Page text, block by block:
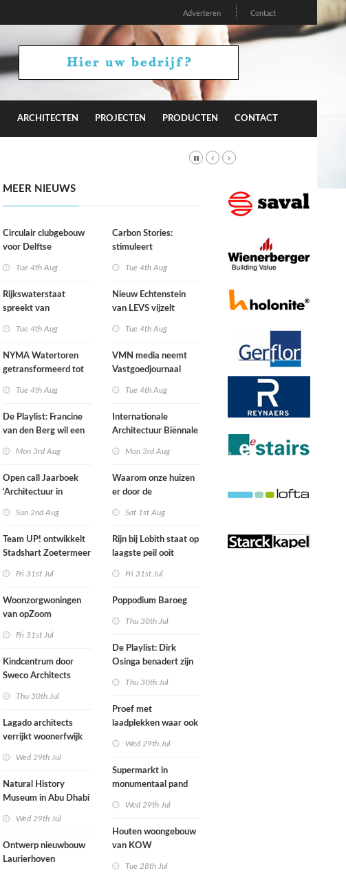
Adverteren Contact
ARCHITECTEN PROJECTEN PRODUCTEN CONTACT
MEER NIEUWS
Circulair clubgebouw
voor Delftse
Tue 4th Aug
Rijkswaterstaat
spreekt van
door droogte
Tue 4th Aug
NYMA Watertoren
getransformeerd tot
makersplaats in
Nijmegen
Tue 4th Aug
De Playlist: Francine
van den Berg wil een
Mon 3rd Aug
Open call Jaarboek
‘Architectuur in
Sun 2nd Aug
Team UP! ontwikkelt
Stadshart Zoetermeer
Fri 31st Jul
Woonzorgwoningen
van opZoom
nieuwbouw en oude
industriële panden
Fri 31st Jul
Kindcentrum door
Sweco Architects
buitenruimte samen in
hart van dorp
Thu 30th Jul
Lagado architects
verrijkt woonerfwijk
huis
Wed 29th Jul
Natural History
Museum in Abu Dhabi
Wed 29th Jul
Ontwerp nieuwbouw
Laurierhoven
Carbon Stories:
stimuleert
duurzaam gedrag?
Tue 4th Aug
Nieuw Echtenstein
van LEVS vijzelt
restruimte op
Tue 4th Aug
VMN media neemt
Vastgoedjournaal
Tue 4th Aug
Internationale
Architectuur Biënnale
Mon 3rd Aug
Waarom onze huizen
er door de
anders gaan uitzien
Sat 1st Aug
Rijn bij Lobith staat op
laagste peil ooit
Fri 31st Jul
Poppodium Baroeg
Thu 30th Jul
De Playlist: Dirk
Osinga benadert zijn
Thu 30th Jul
Proef met
laadplekken waar ook
Wed 29th Jul
Supermarkt in
monumentaal pand
Wed 29th Jul
Houten woongebouw
van KOW
Tue 28th Jul